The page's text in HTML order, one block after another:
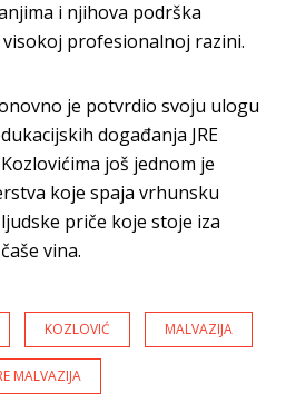
i njihova podrška
profesionalnoj razini.
je potvrdio svoju ulogu
događanja JRE
još jednom je
koje spaja vrhunsku
priče koje stoje iza
vina.
KOZLOVIĆ MALVAZIJA
MALVAZIJA